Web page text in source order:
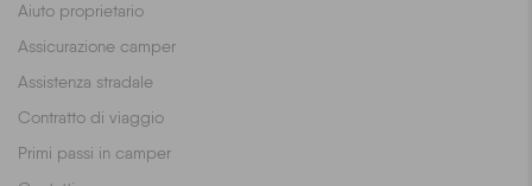
Aiuto proprietario
Assicurazione camper
Assistenza stradale
Contratto di viaggio
Primi passi in camper